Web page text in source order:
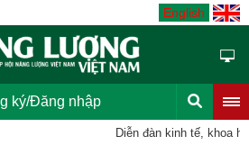
English
ký/Đăng nhập
Diễn đàn kinh tế, khoa